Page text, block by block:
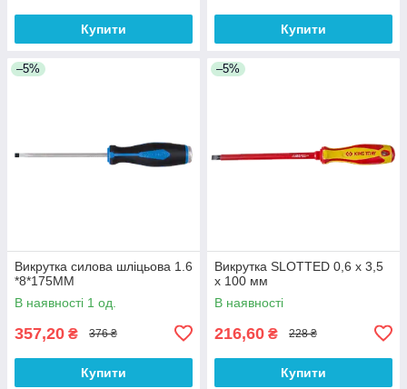
Купити Купити
–5%
Викрутка силова шліцьова 1.6
*8*175MM
В наявності 1 од.
357,20 ₴ 376 ₴
Купити
–5%
Викрутка SLOTTED 0,6 х 3,5
х 100 мм
В наявності
216,60 ₴ 228 ₴
Купити